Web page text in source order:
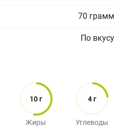
70 грамм
По вкусу
10 г
Жиры
4 г
Углеводы